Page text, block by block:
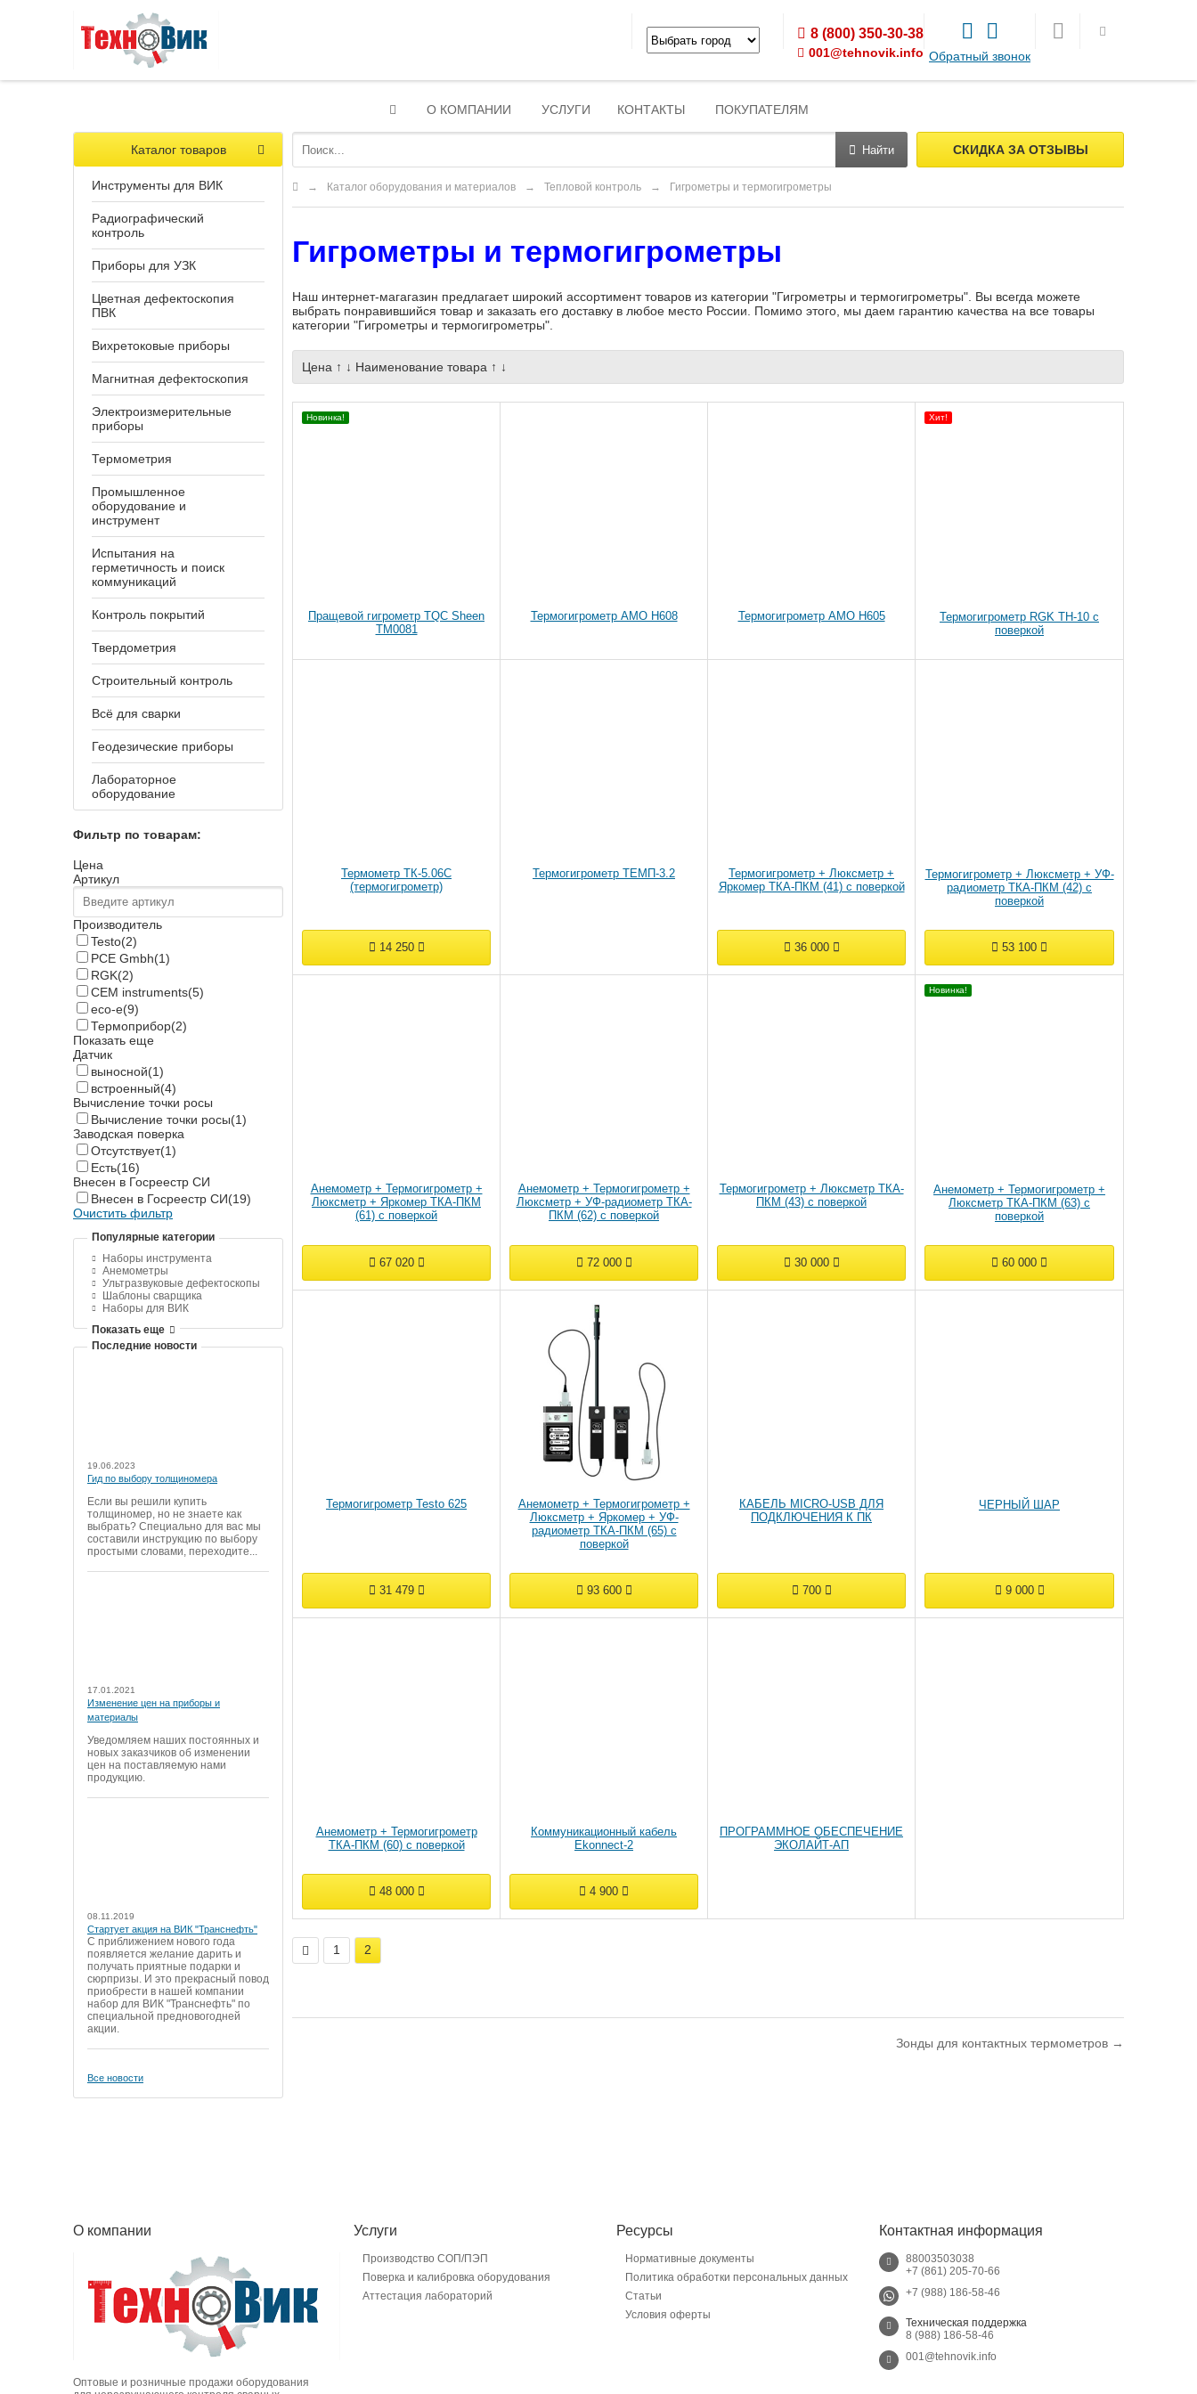
Обратный звонок
8 (800) 350-30-38
001@tehnovik.info
О КОМПАНИИ УСЛУГИ КОНТАКТЫ ПОКУПАТЕЛЯМ
Каталог товаров
Инструменты для ВИК
Радиографический
контроль
Приборы для УЗК
Цветная дефектоскопия
ПВК
Вихретоковые приборы
Магнитная дефектоскопия
Электроизмерительные
приборы
Термометрия
Промышленное
оборудование и
инструмент
Испытания на
герметичность и поиск
коммуникаций
Контроль покрытий
Твердометрия
Строительный контроль
Всё для сварки
Геодезические приборы
Лабораторное
оборудование
Фильтр по товарам:
Цена
Артикул
Производитель
Testo(2)
PCE Gmbh(1)
RGK(2)
CEM instruments(5)
eco-e(9)
Термоприбор(2)
Показать еще
Датчик
выносной(1)
встроенный(4)
Вычисление точки росы
Вычисление точки росы(1)
Заводская поверка
Отсутствует(1)
Есть(16)
Внесен в Госреестр СИ
Внесен в Госреестр СИ(19)
Очистить фильтр
Популярные категории
Наборы инструмента
Анемометры
Ультразвуковые дефектоскопы
Шаблоны сварщика
Наборы для ВИК
Показать еще
Последние новости
19.06.2023
Гид по выбору толщиномера
Если вы решили купить
толщиномер, но не знаете как
выбрать? Специально для вас мы
составили инструкцию по выбору
простыми словами, переходите...
17.01.2021
Изменение цен на приборы и
материалы
Уведомляем наших постоянных и
новых заказчиков об изменении
цен на поставляемую нами
продукцию.
08.11.2019
Стартует акция на ВИК "Транснефть"
С приближением нового года
появляется желание дарить и
получать приятные подарки и
сюрпризы. И это прекрасный повод
приобрести в нашей компании
набор для ВИК "Транснефть" по
специальной предновогодней
акции.
Все новости
Найти СКИДКА ЗА ОТЗЫВЫ
→ Каталог оборудования и материалов → Тепловой контроль → Гигрометры и термогигрометры
Гигрометры и термогигрометры
Наш интернет-магагазин предлагает широкий ассортимент товаров из категории "Гигрометры и термогигрометры". Вы всегда можете
выбрать понравившийся товар и заказать его доставку в любое место России. Помимо этого, мы даем гарантию качества на все товары
категории "Гигрометры и термогигрометры".
Цена ↑ ↓ Наименование товара ↑ ↓
Новинка!
Пращевой гигрометр TQC Sheen
TM0081
Термогигрометр AMO H608 Термогигрометр AMO H605
Хит!
Термогигрометр RGK TH-10 с
поверкой
Термометр ТК-5.06С
(термогигрометр)
14 250
Термогигрометр ТЕМП-3.2
Термогигрометр + Люксметр +
Яркомер ТКА-ПКМ (41) с поверкой
36 000
Термогигрометр + Люксметр + УФ-
радиометр ТКА-ПКМ (42) с
поверкой
53 100
Анемометр + Термогигрометр +
Люксметр + Яркомер ТКА-ПКМ
(61) с поверкой
67 020
Анемометр + Термогигрометр +
Люксметр + УФ-радиометр ТКА-
ПКМ (62) с поверкой
72 000
Термогигрометр + Люксметр ТКА-
ПКМ (43) с поверкой
30 000
Новинка!
Анемометр + Термогигрометр +
Люксметр ТКА-ПКМ (63) с
поверкой
60 000
Термогигрометр Testo 625
31 479
Анемометр + Термогигрометр +
Люксметр + Яркомер + УФ-
радиометр ТКА-ПКМ (65) с
поверкой
93 600
КАБЕЛЬ MICRO-USB ДЛЯ
ПОДКЛЮЧЕНИЯ К ПК
700
ЧЕРНЫЙ ШАР
9 000
Анемометр + Термогигрометр
ТКА-ПКМ (60) с поверкой
48 000
Коммуникационный кабель
Ekonnect-2
4 900
ПРОГРАММНОЕ ОБЕСПЕЧЕНИЕ
ЭКОЛАЙТ-АП
1 2
Зонды для контактных термометров →
О компании
Оптовые и розничные продажи оборудования
Услуги
Производство СОП/ПЭП
Поверка и калибровка оборудования
Аттестация лабораторий
Ресурсы
Нормативные документы
Политика обработки персональных данных
Статьи
Условия оферты
Контактная информация
88003503038
+7 (861) 205-70-66
+7 (988) 186-58-46
Техническая поддержка
8 (988) 186-58-46
001@tehnovik.info